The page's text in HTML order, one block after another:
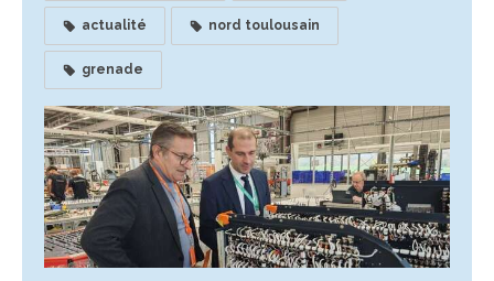
actualité nord toulousain
grenade